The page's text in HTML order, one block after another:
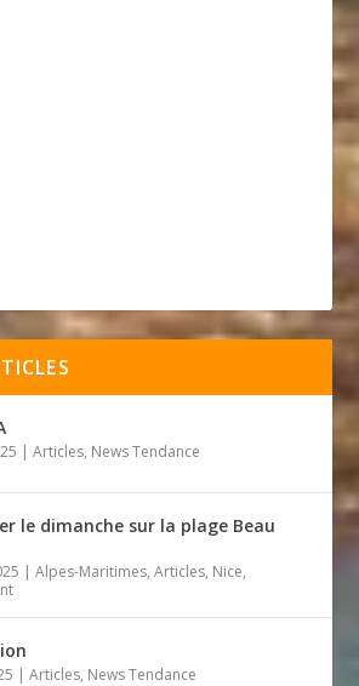
|Articles, News Tendance
le dimanche sur la plage Beau
|Alpes-Maritimes,Articles, Nice,
|Articles, News Tendance